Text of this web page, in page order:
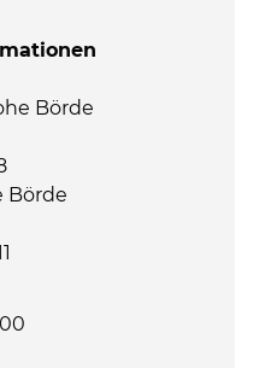
Börde
Börde